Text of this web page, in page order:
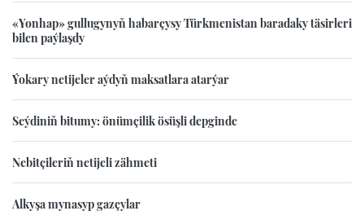
«Yonhap» gullugynyň habarçysy Türkmenistan baradaky täsirleri
bilen paýlaşdy
Ýokary netijeler aýdyň maksatlara atarýar
Seýdiniň bitumy: önümçilik ösüşli depginde
Nebitçileriň netijeli zähmeti
Alkyşa mynasyp gazçylar